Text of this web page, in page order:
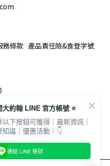
務條款 產品責任險&食登字號
大約翰 LINE 官方帳號 ⭐️
以下按鈕可獲得｜最新資訊｜
知識｜優惠活動｜👇
連結 LINE 帳號